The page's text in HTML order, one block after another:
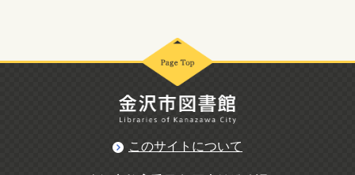
このサイトについて